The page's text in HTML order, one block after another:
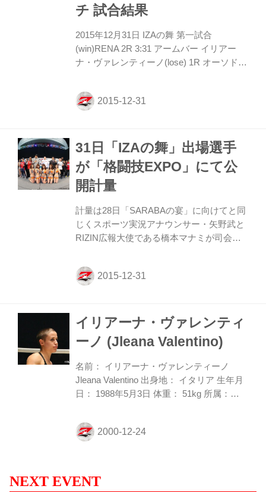
【日時】7月7日(金) OPEN/1...
チ 試合結果
2015年12月31日 IZAの舞 第一試合
(win)RENA 2R 3:31 アームバー イリアー
ナ・ヴァレンティーノ(lose) 1R オーソドッ
ポーでリングを右に回る。RENAのミドル
に合わせ、イリアーナは左ストレートを伸
足を払ってテイクダウンするRENAだが、
ここはイリアーナが素早く立ち上がる。 イ
リアーナの出入りに合わせRENAはストレ
ートを打ち込むが、イリアーナも左ストレ
チがあり、伸びのある左ストレートで再び
RENAを...
31日「IZAの舞」出場選手
が「格闘技EXPO」にて公
開計量
計量は28日「SARABAの宴」に向けてと同
じくスポーツ実況アナウンサー・矢野武と
RIZIN広報大使である橋本マナミが司会を
進められた。選手たちの計量体重、コメン
ト（トーナメント出場選手のみ）は以下の
RENA51キロ、イリアーナ51キロ、両選手
ハースカ／100キロ・RIZINトーナメントル
ール ※28日に計量済みのため計量なし イ
リー「昨日私は日本の素晴らしい選手であ
る石井選手に勝つことができとても嬉しい
イリアーナ・ヴァレンティ
ーノ (Jleana Valentino)
名前： イリアーナ・ヴァレンティーノ
Jleana Valentino 出身地： イタリア 生年月
日： 1988年5月3日 体重： 51kg 所属：
上初の連覇を果たしたジョルジオ・ペトロ
シアンが所属するTEAM LEONE
カットが似合う端正なルックスとチャーミ
ングな笑顔が印象的で、イタリアではモデ
NEXT EVENT